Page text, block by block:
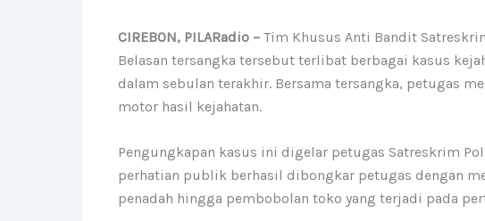
CIREBON, PILARadio – Tim Khusus Anti Bandit
Belasan tersangka tersebut terlibat berbagai kasus
dalam sebulan terakhir. Bersama tersangka, petugas
motor hasil kejahatan.
Pengungkapan kasus ini digelar petugas Satreskrim
perhatian publik berhasil dibongkar petugas dengan
penadah hingga pembobolan toko yang terjadi pada